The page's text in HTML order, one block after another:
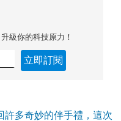
級你的科技原力！
立即訂閱
許多奇妙的伴手禮，這次